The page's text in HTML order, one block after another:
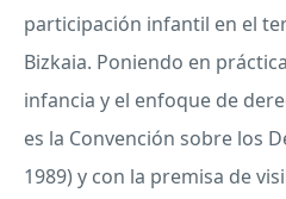
participación infantil en el
Bizkaia. Poniendo en
infancia y el enfoque de
es la Convención sobre los
1989) y con la premisa de